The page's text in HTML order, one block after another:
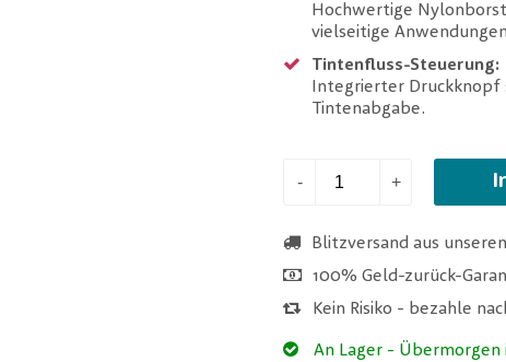
Hochwertige
vielseitige
Tintenfluss-Steuerung:
Integrierter Druckknopf
Tintenabgabe.
- +
Blitzversand aus
100% Geld-zurück-
Kein Risiko - bezahle
An Lager - Übermorgen